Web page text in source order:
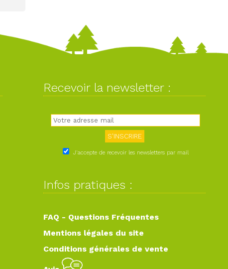
Recevoir la newsletter :
J'accepte de recevoir les newsletters par mail
Infos pratiques :
FAQ - Questions Fréquentes
Mentions légales du site
Conditions générales de vente